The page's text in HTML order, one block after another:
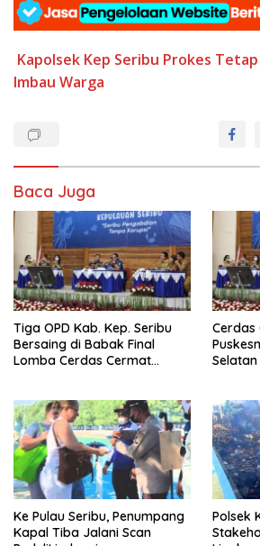
Kapolsek Kep Seribu Prokes
Imbau Warga
Baca Juga
Tiga OPD Kab. Kep. Seribu
Bersaing di Babak Final
Lomba Cerdas Cermat
Cerdas
Ke Pulau Seribu, Penumpang
Kapal Tiba Jalani Scan
Polsek